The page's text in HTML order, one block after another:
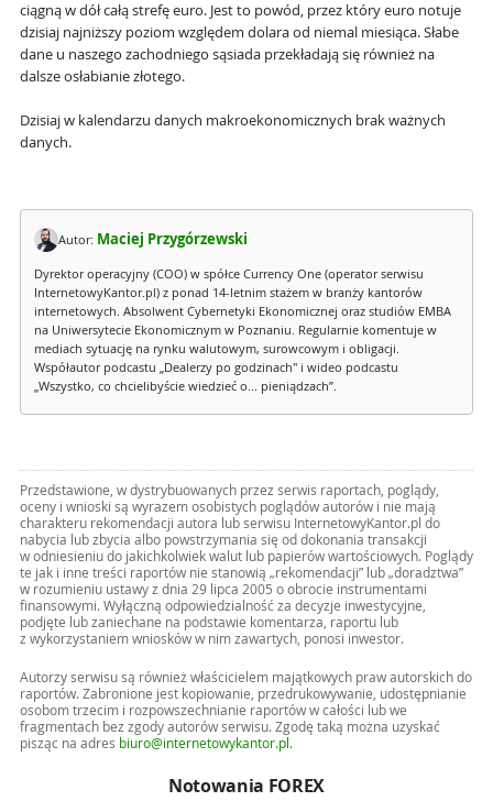
ciągną w dół całą strefę euro. Jest to powód, przez który euro notuje
dzisiaj najniższy poziom względem dolara od niemal miesiąca. Słabe
dane u naszego zachodniego sąsiada przekładają się również na
dalsze osłabianie złotego.
Dzisiaj w kalendarzu danych makroekonomicznych brak ważnych
danych.
Autor: Maciej Przygórzewski
Dyrektor operacyjny (COO) w spółce Currency One (operator serwisu
InternetowyKantor.pl) z ponad 14-letnim stażem w branży kantorów
internetowych. Absolwent Cybernetyki Ekonomicznej oraz studiów EMBA
na Uniwersytecie Ekonomicznym w Poznaniu. Regularnie komentuje w
mediach sytuację na rynku walutowym, surowcowym i obligacji.
Współautor podcastu „Dealerzy po godzinach" i wideo podcastu
„Wszystko, co chcielibyście wiedzieć o... pieniądzach”.
Przedstawione, w dystrybuowanych przez serwis raportach, poglądy,
oceny i wnioski są wyrazem osobistych poglądów autorów i nie mają
charakteru rekomendacji autora lub serwisu InternetowyKantor.pl do
nabycia lub zbycia albo powstrzymania się od dokonania transakcji
w odniesieniu do jakichkolwiek walut lub papierów wartościowych. Poglądy
te jak i inne treści raportów nie stanowią „rekomendacji” lub „doradztwa”
w rozumieniu ustawy z dnia 29 lipca 2005 o obrocie instrumentami
finansowymi. Wyłączną odpowiedzialność za decyzje inwestycyjne,
podjęte lub zaniechane na podstawie komentarza, raportu lub
z wykorzystaniem wniosków w nim zawartych, ponosi inwestor.
Autorzy serwisu są również właścicielem majątkowych praw autorskich do
raportów. Zabronione jest kopiowanie, przedrukowywanie, udostępnianie
osobom trzecim i rozpowszechnianie raportów w całości lub we
fragmentach bez zgody autorów serwisu. Zgodę taką można uzyskać
pisząc na adres biuro@internetowykantor.pl .
Notowania FOREX